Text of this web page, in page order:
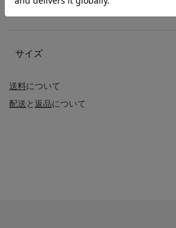
送料について
配送と返品について
商品詳細
サイズ